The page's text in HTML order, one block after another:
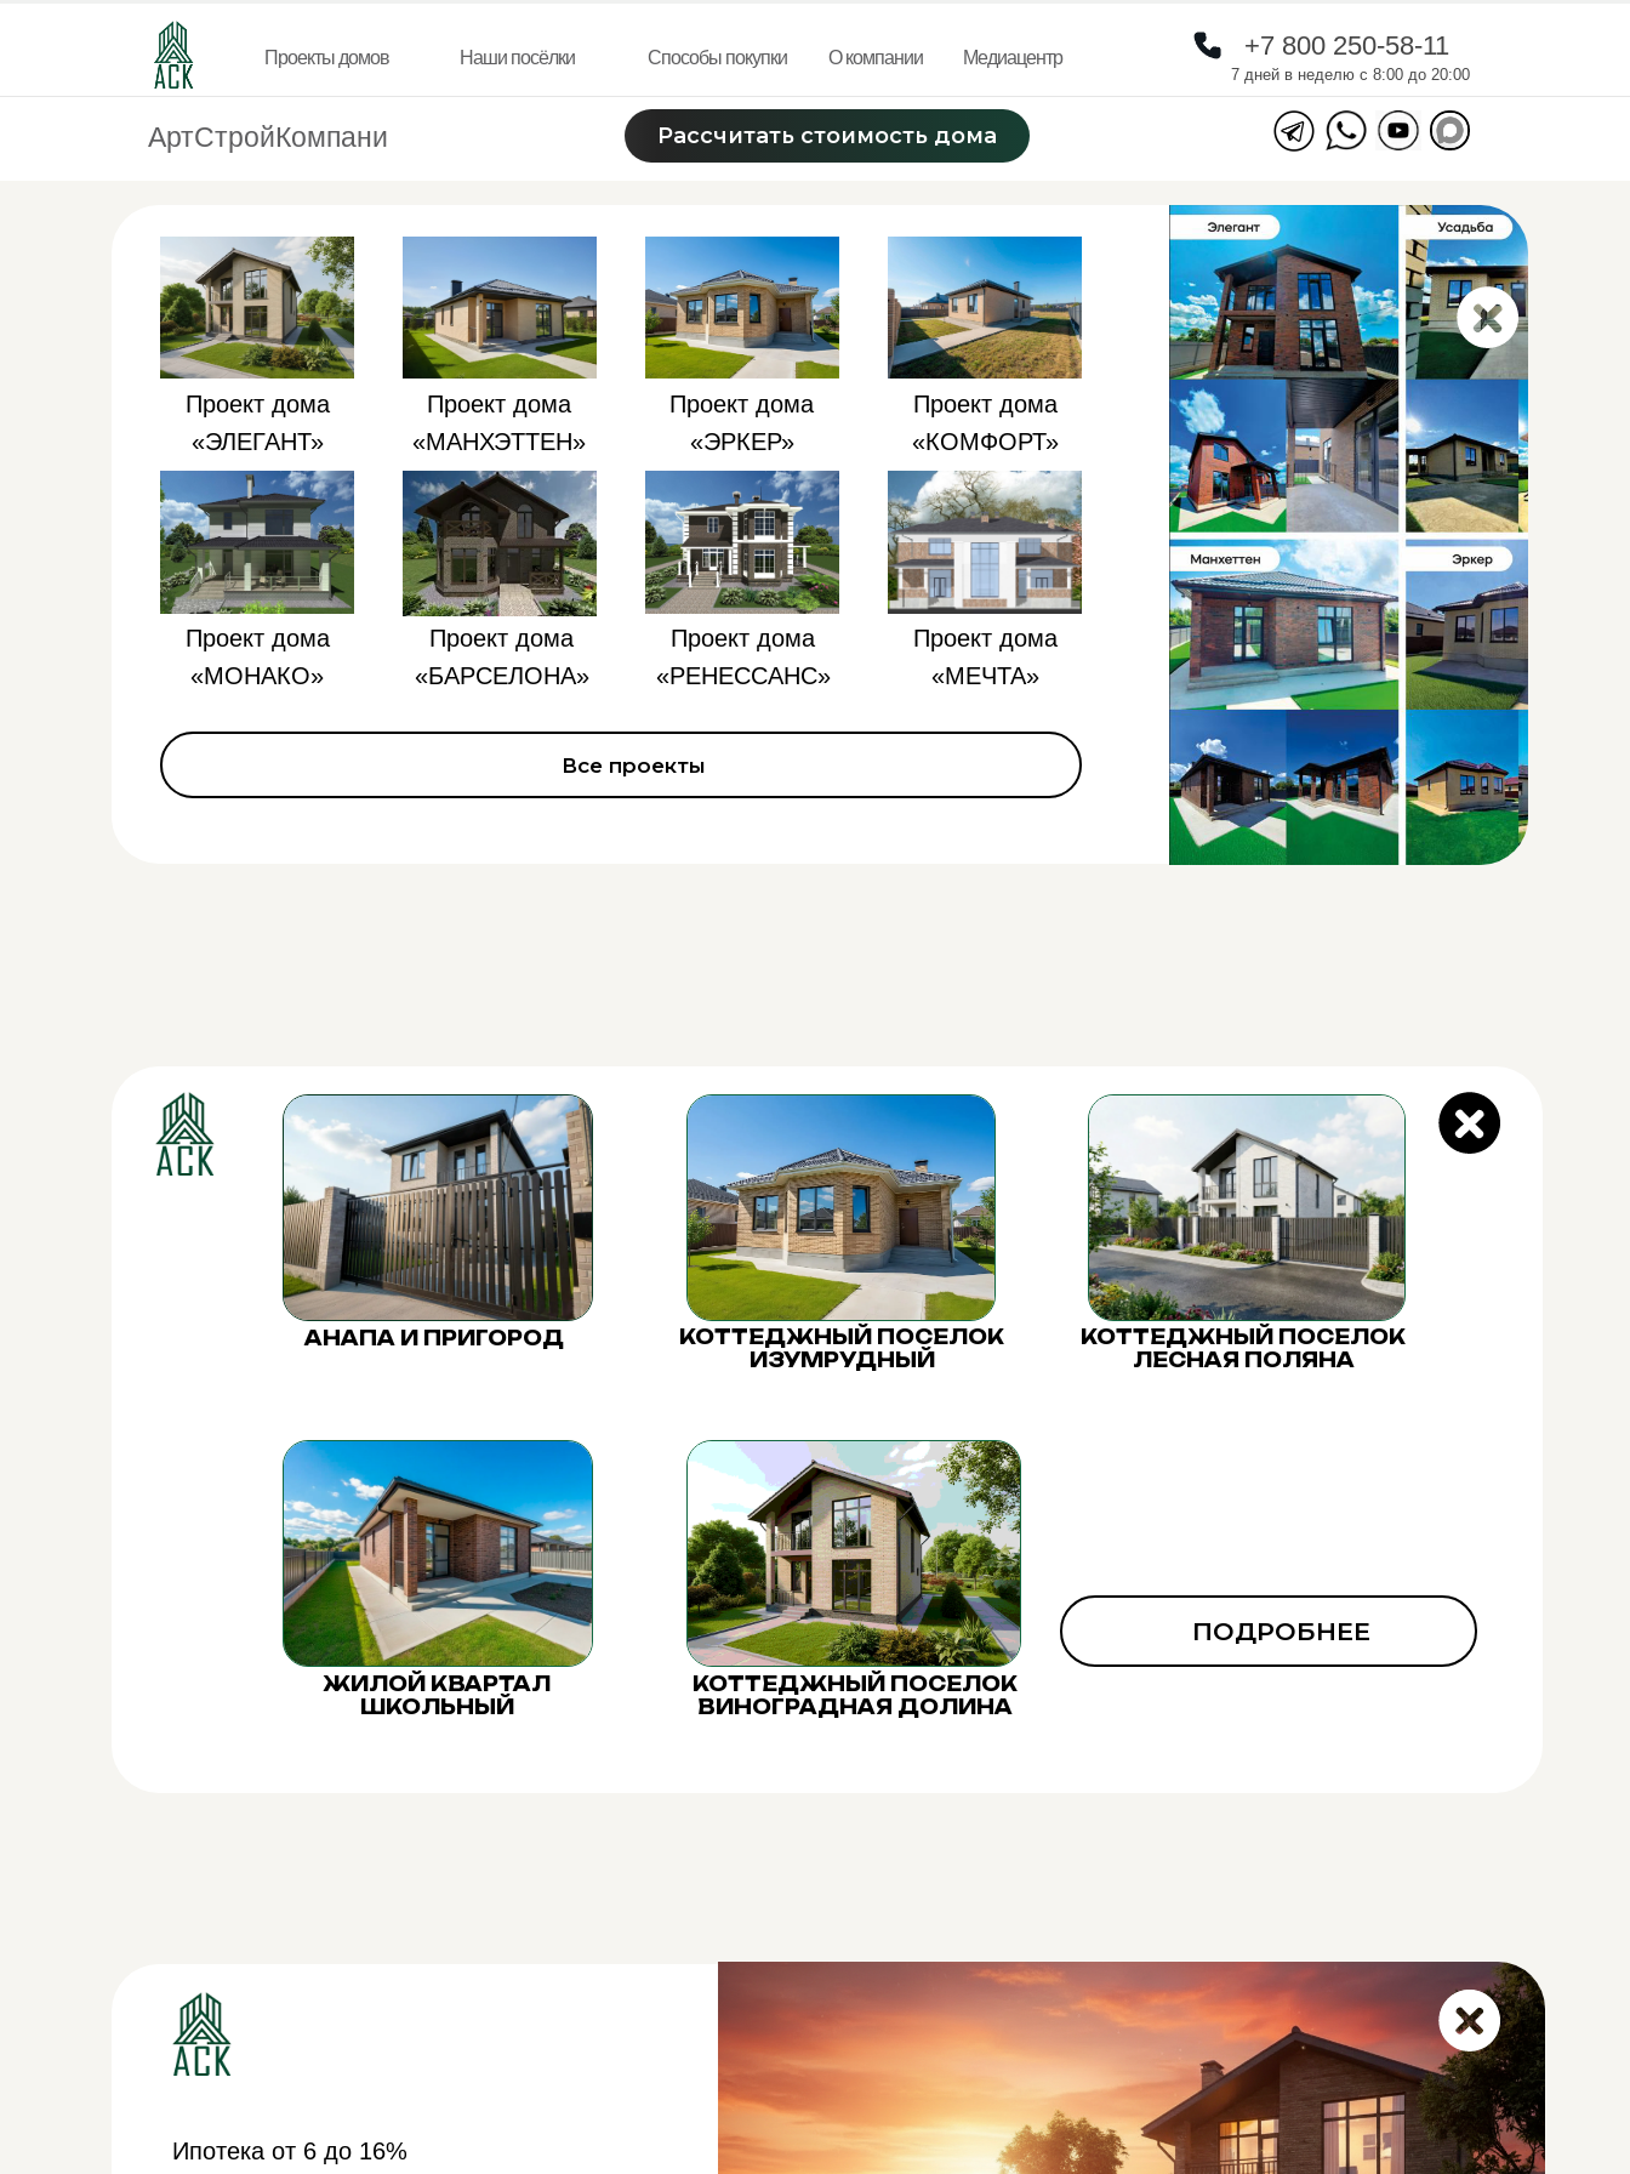
+7 800 250-58-11
7 дней в неделю с 8:00 до 20:00
Проекты домов Наши посёлки О компании Медиацентр
Способы покупки
Рассчитать стоимость дома
АртСтройКомпани
+7 800 250-58-11
Проекты домов Наши посёлки О компании Медиацентр
Способы покупки
Рассчитать стоимость дома
Проект дома
«ЭЛЕГАНТ»
Проект дома
«МАНХЭТТЕН»
Проект дома
«ЭРКЕР»
Проект дома
«КОМФОРТ»
Проект дома
«МОНАКО»
Проект дома
«БАРСЕЛОНА»
Проект дома
«РЕНЕССАНС»
Проект дома
«МЕЧТА»
Все проекты
ПОДРОБНЕЕ
КОТТЕДЖНЫЙ ПОСЕЛОК
ВИНОГРАДНАЯ ДОЛИНА
КОТТЕДЖНЫЙ ПОСЕЛОК
ИЗУМРУДНЫЙ
КОТТЕДЖНЫЙ ПОСЕЛОК
ЛЕСНАЯ ПОЛЯНА
ЖИЛОЙ КВАРТАЛ
ШКОЛЬНЫЙ
АНАПА И ПРИГОРОД
Ипотека от 6 до 16%